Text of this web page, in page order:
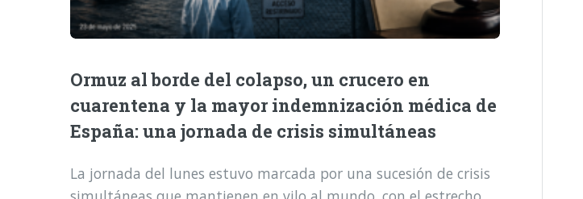
Ormuz al borde del colapso, un crucero en
cuarentena y la mayor indemnización médica de
España: una jornada de crisis simultáneas
La jornada del lunes estuvo marcada por una sucesión de crisis